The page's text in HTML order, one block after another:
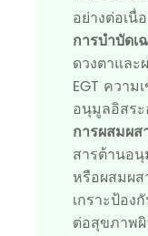
อย่างต่อเนื่
การบำบัดเ
ดวงตาแล
EGT ควา
อนุมูลอิสร
การผสมผ
สารต้านอ
หรือผสมผ
เกราะป้อง
ต่อสุขภาพ